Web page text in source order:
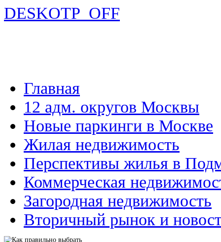
DESKOTP_OFF
Главная
12 адм. округов Москвы
Новые паркинги в Москве
Жилая недвижимость
Перспективы жилья в
Коммерческая
Загородная недвижимость
Вторичный рынок и